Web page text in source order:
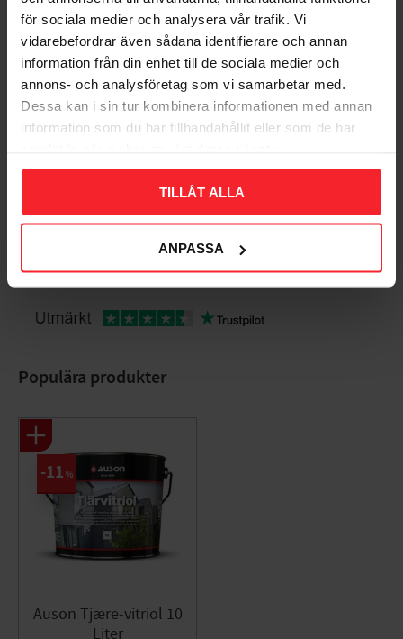
för sociala medier och analysera vår trafik. Vi
vidarebefordrar även sådana identifierare och annan
information från din enhet till de sociala medier och
annons- och analysföretag som vi samarbetar med.
Dessa kan i sin tur kombinera informationen med annan
information som du har tillhandahållit eller som de har
TILLÅT ALLA
ANPASSA
Bedømmelser
Dig
Bliv den første, der giver en bedømmelse.
Populära produkter
Auson Tjære-vitriol 10
Liter
11 %